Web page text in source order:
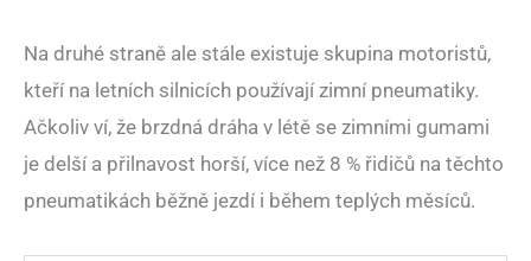
Na druhé straně ale stále existuje skupina motoristů,
kteří na letních silnicích používají zimní pneumatiky.
Ačkoliv ví, že brzdná dráha v létě se zimními gumami
je delší a přilnavost horší, více než 8 % řidičů na těchto
pneumatikách běžně jezdí i během teplých měsíců.